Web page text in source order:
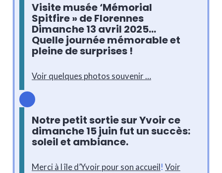
Visite musée ‘Mémorial
Spitfire » de Florennes
Dimanche 13 avril 2025…
Quelle journée mémorable et
pleine de surprises !
Voir quelques photos souvenir …
Notre petit sortie sur Yvoir ce
dimanche 15 juin fut un succès:
soleil et ambiance.
Merci à l île d’Yvoir pour son accueil ! Voir